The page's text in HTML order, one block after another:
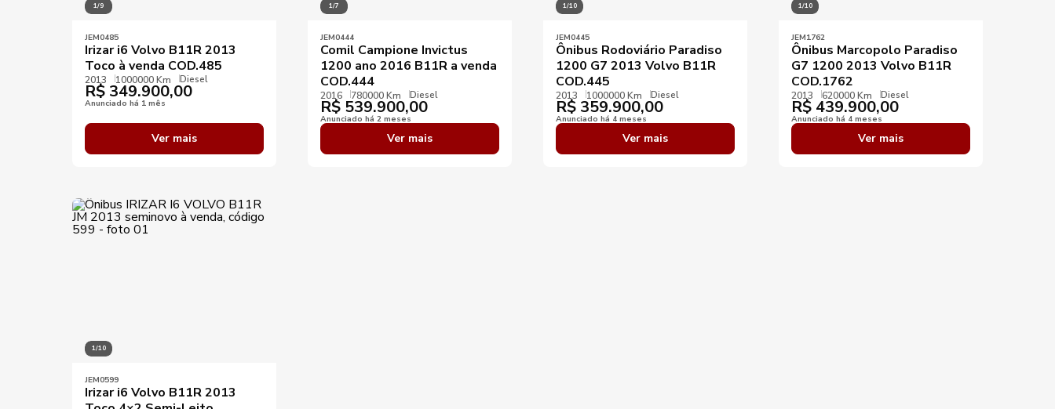
1/9
JEM0485
Irizar i6 Volvo B11R 2013
Toco à venda COD.485
2013 1000000 Km Diesel
R$ 349.900,00
Anunciado há 1 mês
Ver mais
1/7
JEM0444
Comil Campione Invictus
1200 ano 2016 B11R a venda
COD.444
2016 780000 Km Diesel
R$ 539.900,00
Anunciado há 2 meses
Ver mais
1/10
JEM0445
Ônibus Rodoviário Paradiso
1200 G7 2013 Volvo B11R
COD.445
2013 1000000 Km Diesel
R$ 359.900,00
Anunciado há 4 meses
Ver mais
1/10
JEM1762
Ônibus Marcopolo Paradiso
G7 1200 2013 Volvo B11R
COD.1762
2013 620000 Km Diesel
R$ 439.900,00
Anunciado há 4 meses
Ver mais
1/10
JEM0599
Irizar i6 Volvo B11R 2013